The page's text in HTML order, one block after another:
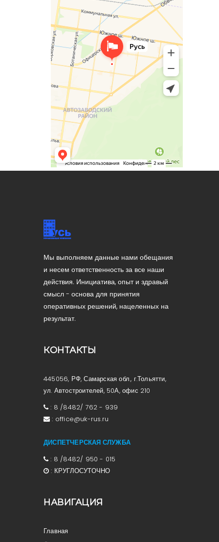
Мы выполняем данные нами обещания
и несем ответственность за все наши
действия. Инициатива, опыт и здравый
смысл - основа для принятия
оперативных решений, нацеленных на
результат.
КОНТАКТЫ
445056, РФ, Самарская обл., г.Тольятти,
ул. Автостроителей, 50А, офис 210
: 8 /8482/ 762 - 939
: office@uk-rus.ru
ДИСПЕТЧЕРСКАЯ СЛУЖБА
: 8 /8482/ 950 - 015
: КРУГЛОСУТОЧНО
НАВИГАЦИЯ
Главная